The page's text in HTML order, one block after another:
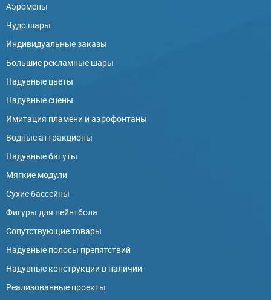
Аэромены
Чудо шары
Индивидуальные заказы
Большие рекламные шары
Надувные цветы
Надувные сцены
Имитация пламени и аэрофонтаны
Водные аттракционы
Надувные батуты
Мягкие модули
Сухие бассейны
Фигуры для пейнтбола
Сопутствующие товары
Надувные полосы препятствий
Надувные конструкции в наличии
Реализованные проекты